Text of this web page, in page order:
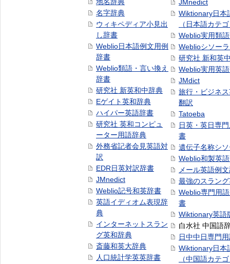
名字辞典
ウィキペディア小見出
し辞書
Weblio日本語例文用例
辞書
Weblio類語・言い換え
辞書
研究社 新英和中辞典
Eゲイト英和辞典
ハイパー英語辞書
研究社 英和コンピュ
ーター用語辞典
外務省記者会見英語対
訳
EDR日英対訳辞書
JMnedict
Weblio記号和英辞書
英語イディオム表現辞
典
インターネットスラン
グ英和辞典
斎藤和英大辞典
人口統計学英英辞書
JMnedict
Wiktionary日本
（日本語カテ
Weblio実用類
Weblioシソー
研究社 新和英
Weblio実用英
JMdict
旅行・ビジネ
翻訳
Tatoeba
日英・英日専
書
遺伝子名称シ
Weblio和製英
メール英語例
最強のスラン
Weblio専門用
書
Wiktionary英語
白水社 中国語
日中中日専門
Wiktionary日本
（中国語カテ